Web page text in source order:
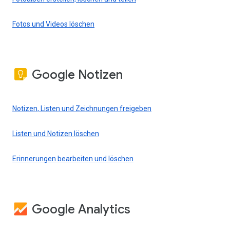
Fotos und Videos löschen
Google Notizen
Notizen, Listen und Zeichnungen freigeben
Listen und Notizen löschen
Erinnerungen bearbeiten und löschen
Google Analytics